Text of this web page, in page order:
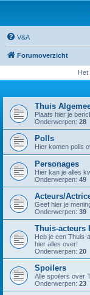
V&A
Forumoverzicht
Het
Thuis
Plaats hier je
Onderwerpen: 28
Polls
Hier komen polls
Personages
Hier kan je alles
Onderwerpen: 49
Acteurs/
Geef hier je
Onderwerpen: 39
Thuis-acteurs
Heb je een Thuis-
hier alles over!
Onderwerpen: 20
Spoilers
Alle spoilers over
Onderwerpen: 23